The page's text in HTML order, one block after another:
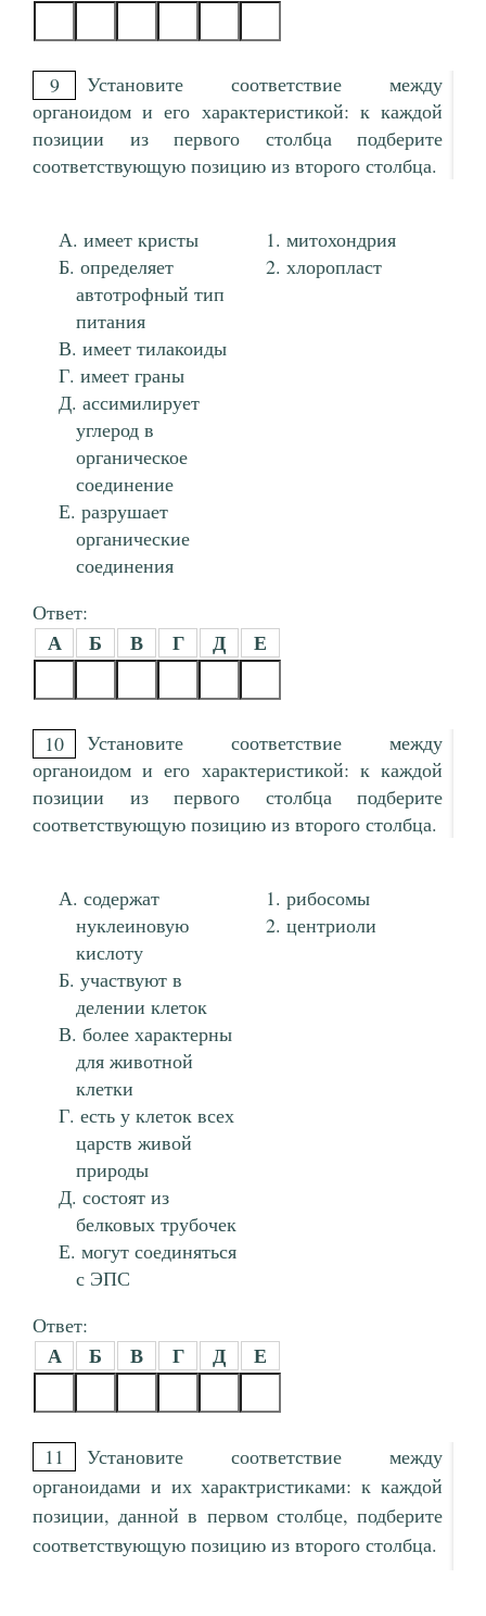
9
Установите соответствие между
органоидом и его характеристикой: к каждой
позиции из первого столбца подберите
соответствующую позицию из второго столбца.
имеет кристы
определяет
автотрофный тип
питания
имеет тилакоиды
имеет граны
ассимилирует
углерод в
органическое
соединение
разрушает
органические
соединения
митохондрия
хлоропласт
Ответ:
А Б В Г Д Е
10
Установите соответствие между
органоидом и его характеристикой: к каждой
позиции из первого столбца подберите
соответствующую позицию из второго столбца.
содержат
нуклеиновую
кислоту
участвуют в
делении клеток
более характерны
для животной
клетки
есть у клеток всех
царств живой
природы
состоят из
белковых трубочек
могут соединяться
с ЭПС
рибосомы
центриоли
Ответ:
А Б В Г Д Е
11
Установите соответствие между
органоидами и их характристиками: к каждой
позиции, данной в первом столбце, подберите
соответствующую позицию из второго столбца.